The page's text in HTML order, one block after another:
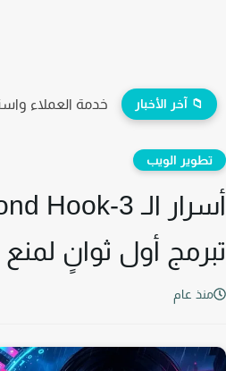
📁 آخر الأخبار
الويب
أول ثوانٍ لمنع
عام